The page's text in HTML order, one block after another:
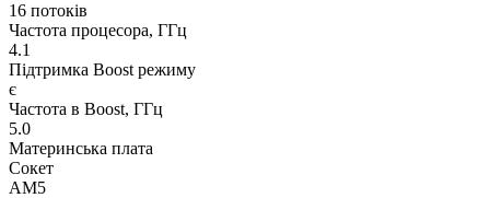
16 потоків
Частота процесора, ГГц
4.1
Підтримка Boost режиму
є
Частота в Boost, ГГц
5.0
Материнська плата
Сокет
AM5